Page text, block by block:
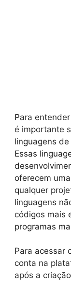
Para
é importante
linguagens
Essas
oferecem
qualquer
linguagens
códigos mais
programas
Para acessar
conta na
após a